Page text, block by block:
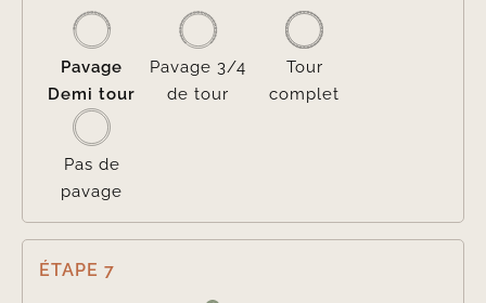
Pavage
Demi tour
Pavage 3/4
de tour
Tour
complet
Pas de
pavage
ÉTAPE 7